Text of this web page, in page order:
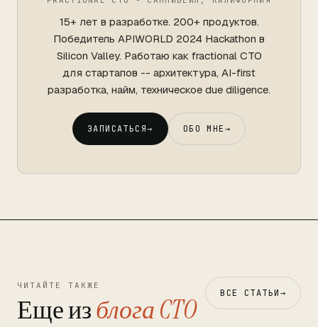
15+ лет в разработке. 200+ продуктов.
Победитель APIWORLD 2024 Hackathon в
Silicon Valley. Работаю как fractional CTO
для стартапов -- архитектура, AI-first
разработка, найм, техническое due diligence.
ЗАПИСАТЬСЯ→ ОБО МНЕ→
ЧИТАЙТЕ ТАКЖЕ
Еще изблога CTO ВСЕ СТАТЬИ→